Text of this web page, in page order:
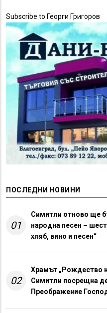
Subscribe to Георги Григоров
ПОСЛЕДНИ НОВИНИ
01
Симитли отново ще
народна песен –
хляб, вино и песен“
02
Храмът „Рождество
Симитли посрещна
Преображение